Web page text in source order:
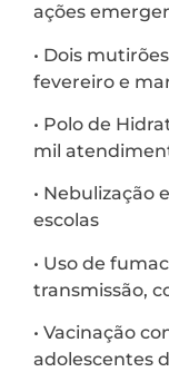
ações
• Dois
fevereiro e
• Polo de
mil
• Nebulização
escolas
• Uso de
transmissão,
• Vacinação
adolescentes